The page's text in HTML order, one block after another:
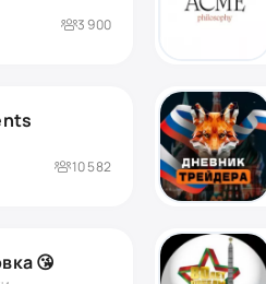
3 900
10 582
😘